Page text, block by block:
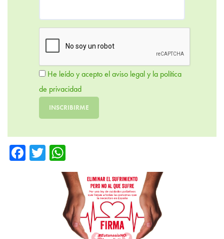
He leído y acepto el aviso legal y la política
de privacidad
Fa T
ha
ts
A
p
p